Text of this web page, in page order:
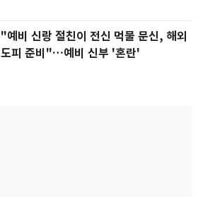
"예비 신랑 절친이 전신 먹물 문신, 해외
도피 준비"…예비 신부 '혼란'